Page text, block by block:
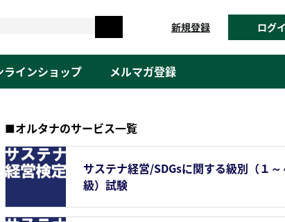
新規登録 ログ
ラインショップ メルマガ登録
■オルタナのサービス一覧
サステナ経営/SDGsに関する級別（１～
級）試験